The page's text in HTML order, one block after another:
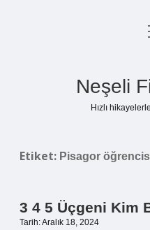
Neşeli
Hızlı
Etiket: Pisagor
3 4 5 Üçgeni Kim
Tarih: Aralık 18, 2024